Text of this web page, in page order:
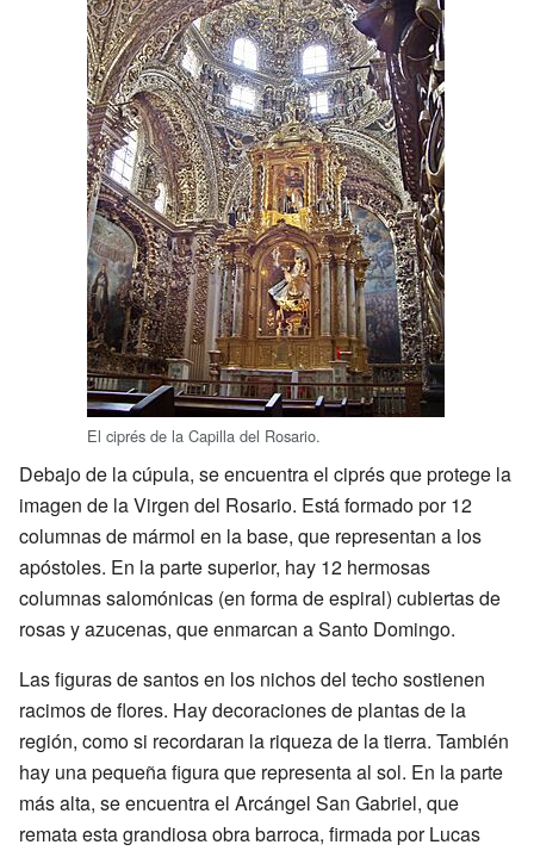
El ciprés de la Capilla del Rosario.
Debajo de la cúpula, se encuentra el ciprés que protege la
imagen de la Virgen del Rosario. Está formado por 12
columnas de mármol en la base, que representan a los
apóstoles. En la parte superior, hay 12 hermosas
columnas salomónicas (en forma de espiral) cubiertas de
rosas y azucenas, que enmarcan a Santo Domingo.
Las figuras de santos en los nichos del techo sostienen
racimos de flores. Hay decoraciones de plantas de la
región, como si recordaran la riqueza de la tierra. También
hay una pequeña figura que representa al sol. En la parte
más alta, se encuentra el Arcángel San Gabriel, que
remata esta grandiosa obra barroca, firmada por Lucas